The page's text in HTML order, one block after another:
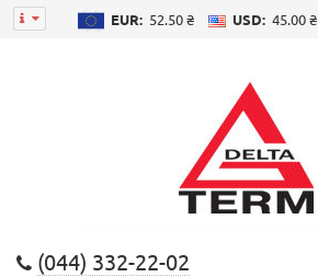
EUR: 52.50 ₴ USD: 45.00 ₴
(044) 332-22-02